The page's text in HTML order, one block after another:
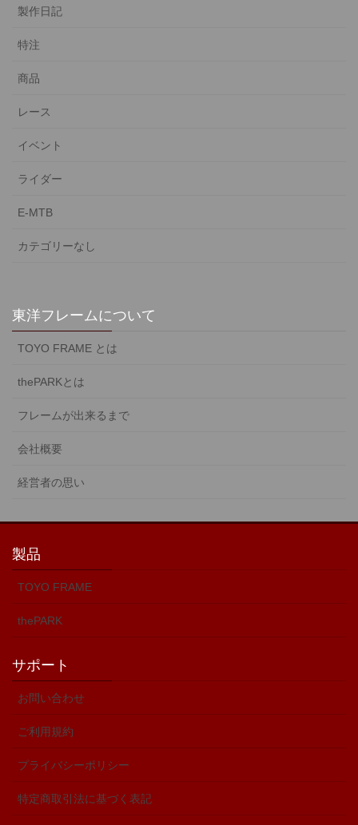
製作日記
特注
商品
レース
イベント
ライダー
E-MTB
カテゴリーなし
東洋フレームについて
TOYO FRAME とは
thePARKとは
フレームが出来るまで
会社概要
経営者の思い
製品
TOYO FRAME
thePARK
サポート
お問い合わせ
ご利用規約
プライバシーポリシー
特定商取引法に基づく表記